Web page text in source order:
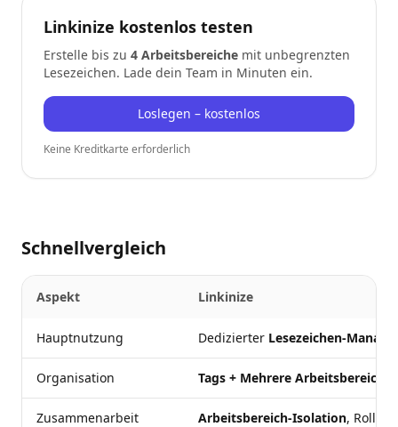
Linkinize kostenlos testen
Erstelle bis zu 4 Arbeitsbereiche mit unbegrenzten
Lesezeichen. Lade dein Team in Minuten ein.
Loslegen – kostenlos
Keine Kreditkarte erforderlich
Schnellvergleich
Aspekt Linkinize
Hauptnutzung Dedizierter Lesezeichen-
Organisation Tags + Mehrere Arbeitsbereiche
Zusammenarbeit Arbeitsbereich-Isolation,